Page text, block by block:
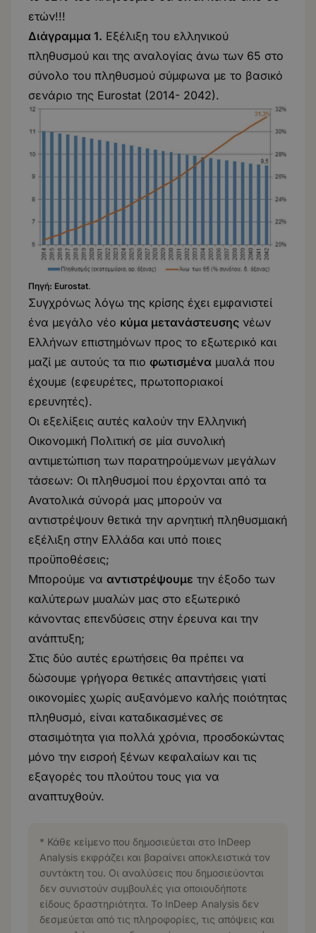
ετών!!!
Διάγραμμα 1. Εξέλιξη του ελληνικού
πληθυσμού και της αναλογίας άνω των 65 στο
σύνολο του πληθυσμού σύμφωνα με το βασικό
σενάριο της Eurostat (2014- 2042).
Πηγή: Eurostat.
Συγχρόνως λόγω της κρίσης έχει εμφανιστεί
ένα μεγάλο νέο κύμα μετανάστευσης νέων
Ελλήνων επιστημόνων προς το εξωτερικό και
μαζί με αυτούς τα πιο φωτισμένα μυαλά που
έχουμε (εφευρέτες, πρωτοποριακοί
ερευνητές).
Οι εξελίξεις αυτές καλούν την Ελληνική
Οικονομική Πολιτική σε μία συνολική
αντιμετώπιση των παρατηρούμενων μεγάλων
τάσεων: Οι πληθυσμοί που έρχονται από τα
Ανατολικά σύνορά μας μπορούν να
αντιστρέψουν θετικά την αρνητική πληθυσμιακή
εξέλιξη στην Ελλάδα και υπό ποιες
προϋποθέσεις;
Μπορούμε να αντιστρέψουμε την έξοδο των
καλύτερων μυαλών μας στο εξωτερικό
κάνοντας επενδύσεις στην έρευνα και την
ανάπτυξη;
Στις δύο αυτές ερωτήσεις θα πρέπει να
δώσουμε γρήγορα θετικές απαντήσεις γιατί
οικονομίες χωρίς αυξανόμενο καλής ποιότητας
πληθυσμό, είναι καταδικασμένες σε
στασιμότητα για πολλά χρόνια, προσδοκώντας
μόνο την εισροή ξένων κεφαλαίων και τις
εξαγορές του πλούτου τους για να
αναπτυχθούν.
* Κάθε κείμενο που δημοσιεύεται στο InDeep
Analysis εκφράζει και βαραίνει αποκλειστικά τον
συντάκτη του. Οι αναλύσεις που δημοσιεύονται
δεν συνιστούν συμβουλές για οποιουδήποτε
είδους δραστηριότητα. Το InDeep Analysis δεν
δεσμεύεται από τις πληροφορίες, τις απόψεις και